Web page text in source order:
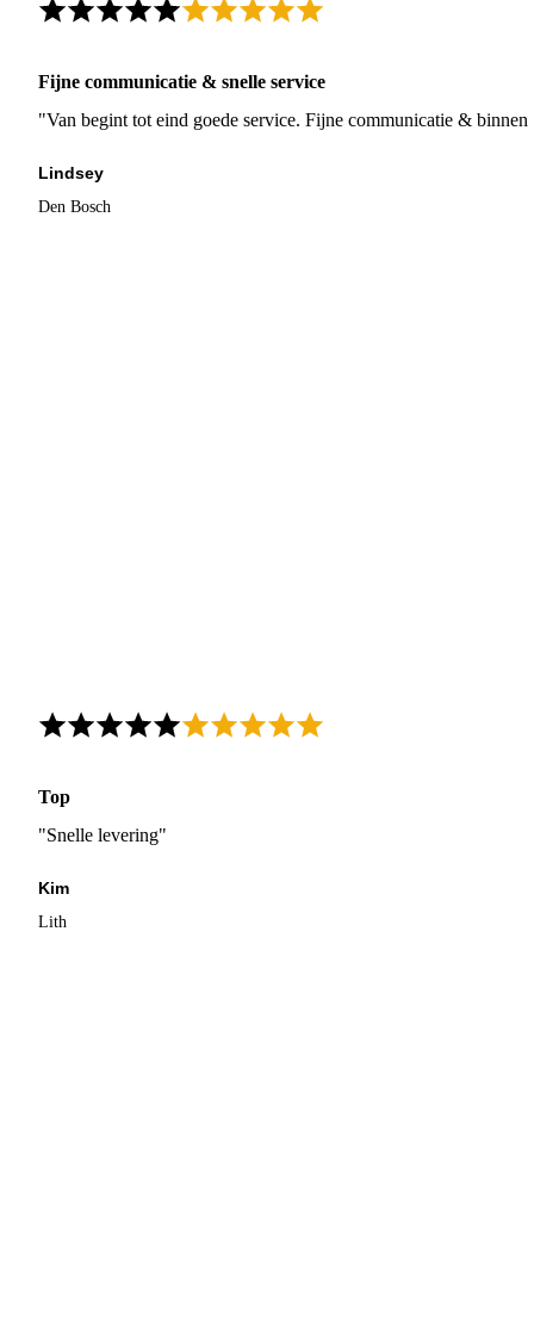
Fijne communicatie & snelle service
"Van begint tot eind goede service. Fijne communicatie &
Lindsey
Den Bosch
Top
"Snelle levering"
Kim
Lith